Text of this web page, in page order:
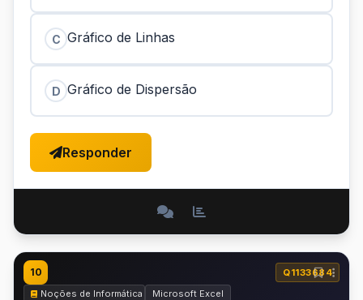
C Gráfico de Linhas
D Gráfico de Dispersão
Responder
10
Q1133684
Noções de Informática
Microsoft Excel